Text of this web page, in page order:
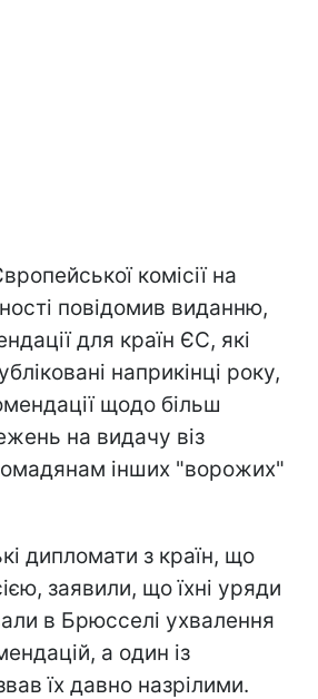
комісії на
повідомив виданню,
для країн ЄС, які
наприкінці року,
щодо більш
на видачу віз
інших "ворожих"
дипломати з країн, що
заявили, що їхні уряди
в Брюсселі ухвалення
а один із
їх давно назрілими.